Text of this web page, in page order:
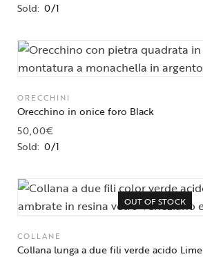
Sold: 0/1
ORECCHINI
Orecchino in onice foro Black
50,00€
Sold: 0/1
OUT OF STOCK
COLLANE
Collana lunga a due fili verde acido Lime